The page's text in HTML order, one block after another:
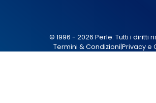
© 1996 - 2026 Perle. Tutti i diritti
Termini & Condizioni|Privacy e